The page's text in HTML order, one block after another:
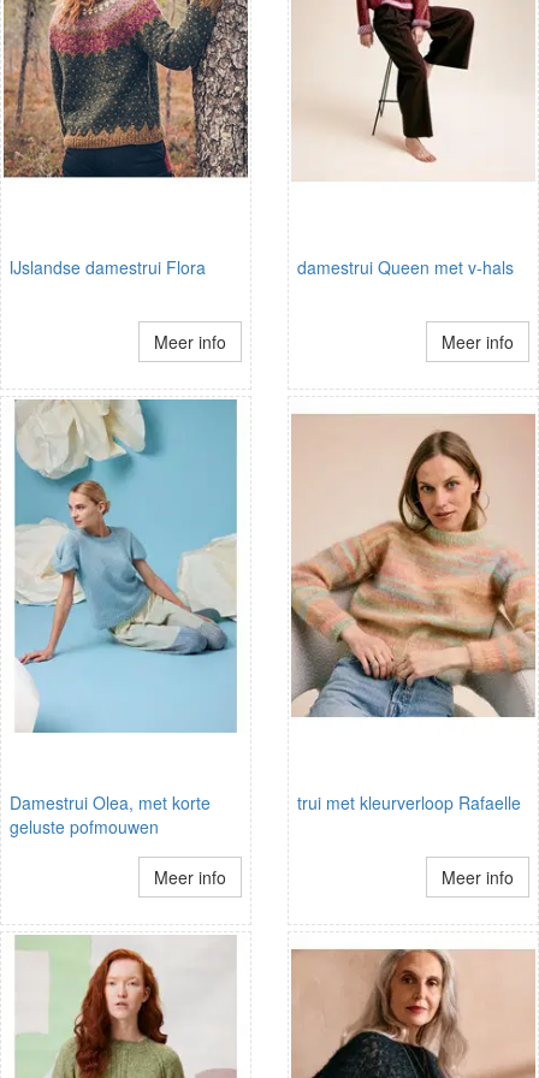
IJslandse damestrui Flora
Meer info
damestrui Queen met v-hals
Meer info
Damestrui Olea, met korte
geluste pofmouwen
Meer info
trui met kleurverloop Rafaelle
Meer info